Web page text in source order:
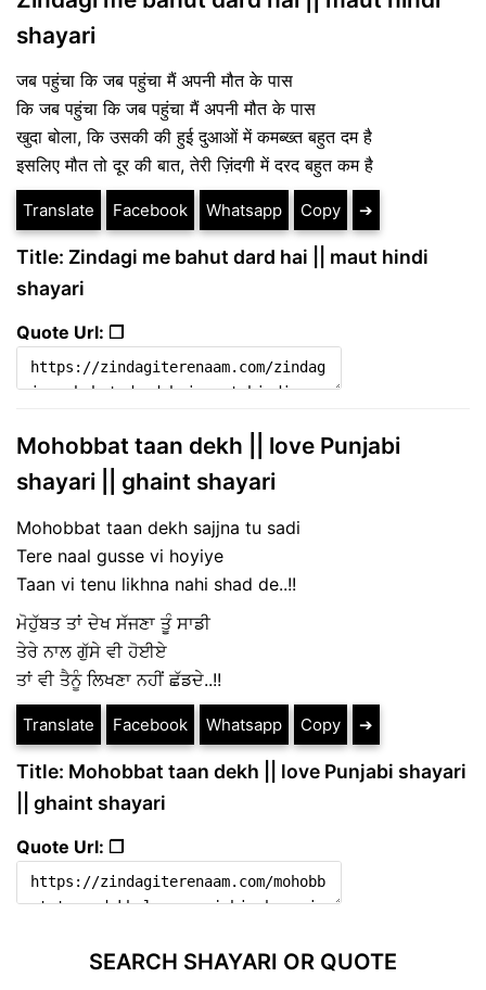
shayari
जब पहुंचा कि जब पहुंचा मैं अपनी मौत के पास
कि जब पहुंचा कि जब पहुंचा मैं अपनी मौत के पास
खुदा बोला, कि उसकी की हुई दुआओं में कमब्ख्त बहुत दम है
इसलिए मौत तो दूर की बात, तेरी ज़िंदगी में दरद बहुत कम है
Translate Facebook Whatsapp Copy ➔
Title: Zindagi me bahut dard hai || maut hindi
shayari
Quote Url: ❐
Mohobbat taan dekh || love Punjabi
shayari || ghaint shayari
Mohobbat taan dekh sajjna tu sadi
Tere naal gusse vi hoyiye
Taan vi tenu likhna nahi shad de..!!
ਮੋਹੁੱਬਤ ਤਾਂ ਦੇਖ ਸੱਜਣਾ ਤੂੰ ਸਾਡੀ
ਤੇਰੇ ਨਾਲ ਗੁੱਸੇ ਵੀ ਹੋਈਏ
ਤਾਂ ਵੀ ਤੈਨੂੰ ਲਿਖਣਾ ਨਹੀਂ ਛੱਡਦੇ..!!
Translate Facebook Whatsapp Copy ➔
Title: Mohobbat taan dekh || love Punjabi shayari
|| ghaint shayari
Quote Url: ❐
SEARCH SHAYARI OR QUOTE